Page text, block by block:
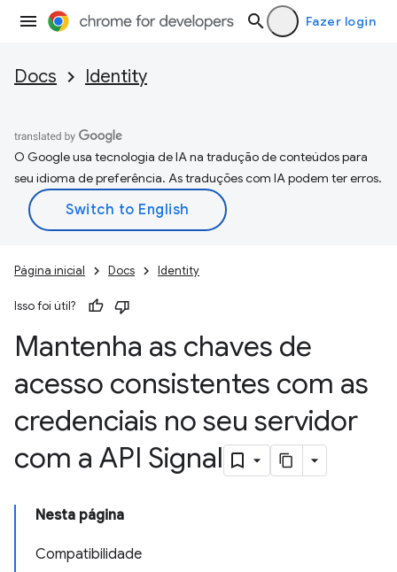
Fazer login
Docs Identity
O Google usa tecnologia de IA na tradução de conteúdos para
seu idioma de preferência. As traduções com IA podem ter erros.
Página inicial Docs Identity
Isso foi útil?
Mantenha as chaves de
acesso consistentes com as
credenciais no seu servidor
com a API Signal
Nesta página
Compatibilidade